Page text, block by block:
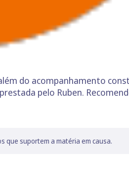
do acompanhamento
pelo Ruben.
que suportem a matéria em causa.